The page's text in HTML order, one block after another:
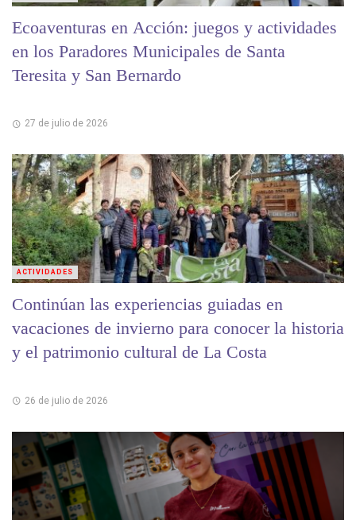
Ecoaventuras en Acción: juegos y actividades
en los Paradores Municipales de Santa
Teresita y San Bernardo
27 de julio de 2026
Continúan las experiencias guiadas en
vacaciones de invierno para conocer la historia
y el patrimonio cultural de La Costa
26 de julio de 2026
ACTIVIDADES